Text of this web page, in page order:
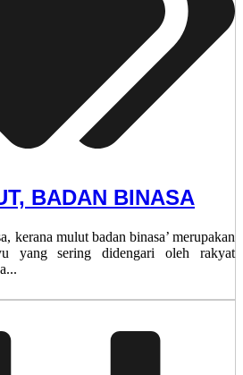
BADAN BINASA
kerana mulut badan binasa’ merupakan
yang sering didengari oleh rakyat